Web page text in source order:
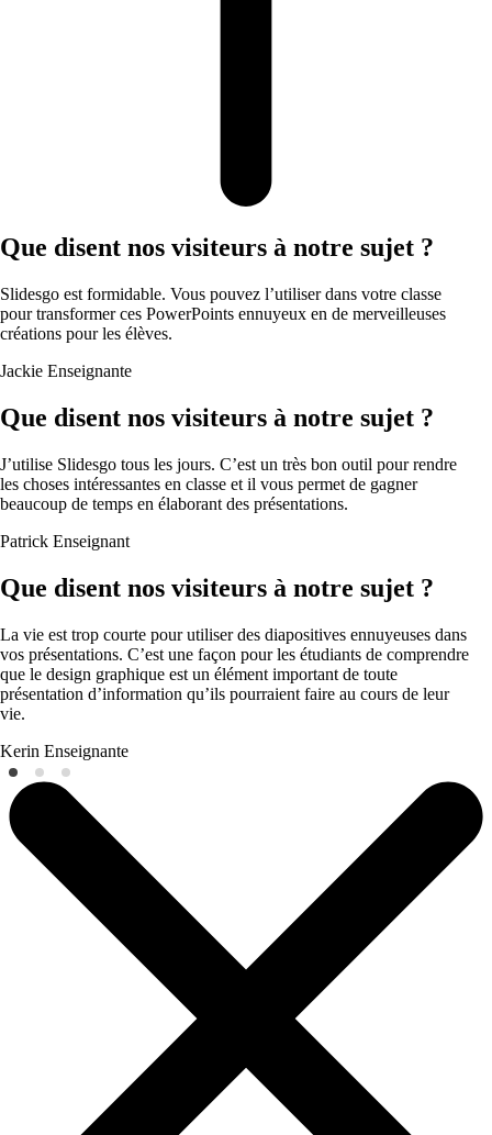
Que disent nos visiteurs à notre sujet ?
Slidesgo est formidable. Vous pouvez l’utiliser dans votre classe
pour transformer ces PowerPoints ennuyeux en de merveilleuses
créations pour les élèves.
Jackie Enseignante
Que disent nos visiteurs à notre sujet ?
J’utilise Slidesgo tous les jours. C’est un très bon outil pour rendre
les choses intéressantes en classe et il vous permet de gagner
beaucoup de temps en élaborant des présentations.
Patrick Enseignant
Que disent nos visiteurs à notre sujet ?
La vie est trop courte pour utiliser des diapositives ennuyeuses dans
vos présentations. C’est une façon pour les étudiants de comprendre
que le design graphique est un élément important de toute
présentation d’information qu’ils pourraient faire au cours de leur
vie.
Kerin Enseignante